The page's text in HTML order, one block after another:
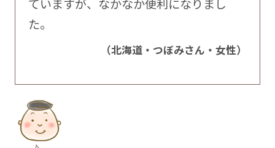
ていますが、なかなか便利になりまし
た。
（北海道・つぼみさん・女性）